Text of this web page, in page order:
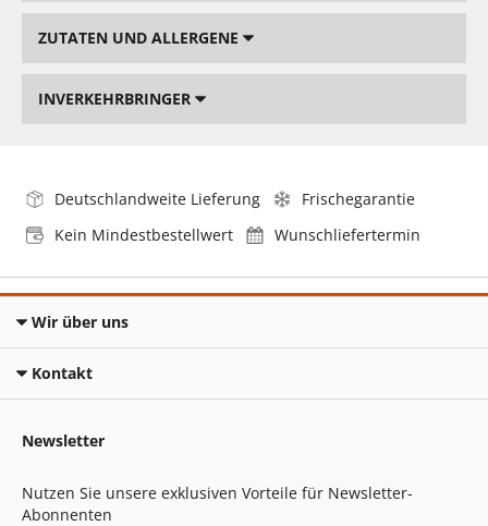
ZUTATEN UND ALLERGENE
INVERKEHRBRINGER
Deutschlandweite Lieferung
Frischegarantie
Kein Mindestbestellwert
Wunschliefertermin
Wir über uns
Kontakt
Newsletter
Nutzen Sie unsere exklusiven Vorteile für Newsletter-
Abonnenten